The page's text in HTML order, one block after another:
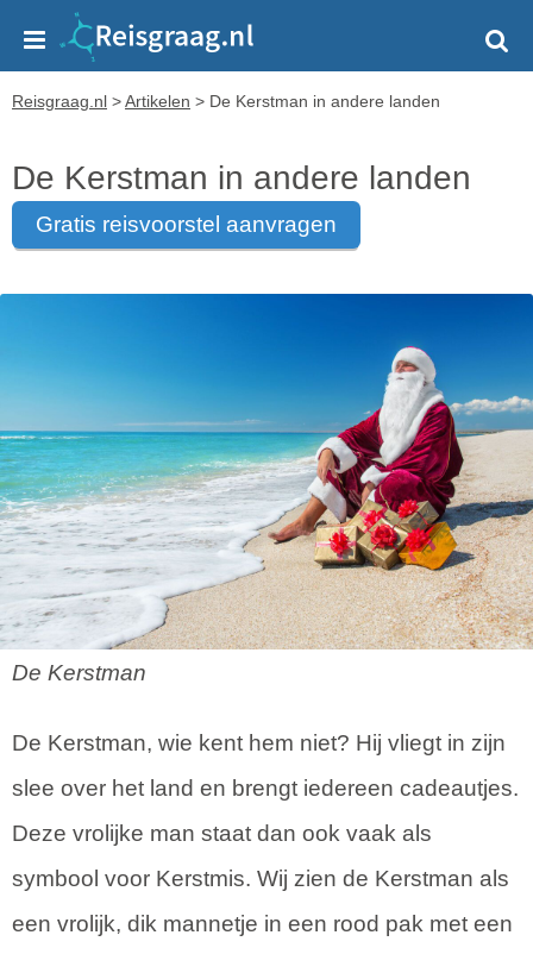
Reisgraag.nl >Artikelen > De Kerstman in andere landen
De Kerstman in andere landen
gratis reisvoorstel aanvragen
De Kerstman
De Kerstman, wie kent hem niet? Hij vliegt in zijn
slee over het land en brengt iedereen cadeautjes.
Deze vrolijke man staat dan ook vaak als
symbool voor Kerstmis. Wij zien de Kerstman als
een vrolijk, dik mannetje in een rood pak met een